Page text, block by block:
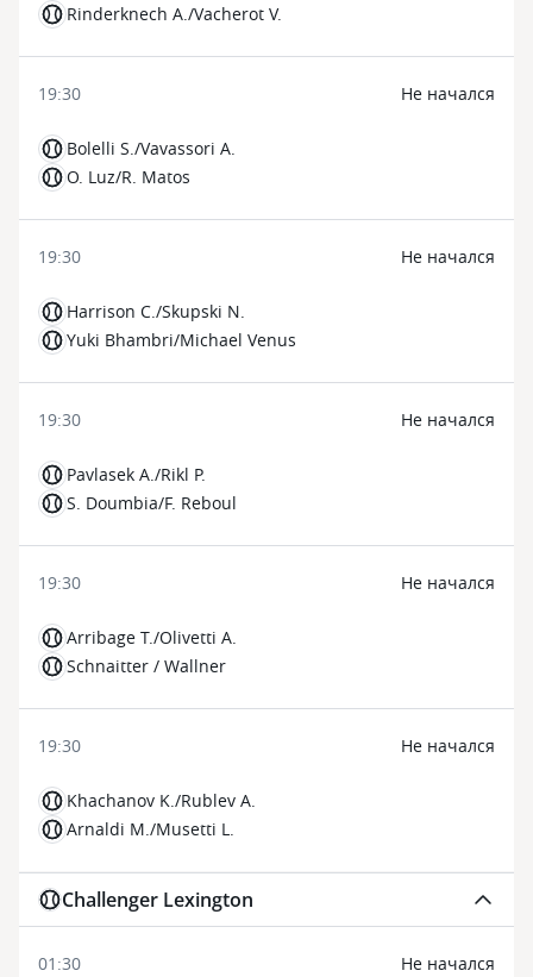
Rinderknech A./Vacherot V.
19:30
Bolelli S./Vavassori A.
O. Luz/R. Matos
Не начался
19:30
Harrison C./Skupski N.
Yuki Bhambri/Michael Venus
Не начался
19:30
Pavlasek A./Rikl P.
S. Doumbia/F. Reboul
Не начался
19:30
Arribage T./Olivetti A.
Schnaitter / Wallner
Не начался
19:30
Khachanov K./Rublev A.
Arnaldi M./Musetti L.
Не начался
Challenger Lexington
01:30 Не начался